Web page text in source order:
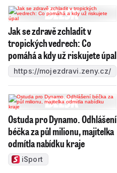
Jak se zdravě zchladit v
tropických vedrech: Co
pomáhá a kdy už riskujete úpal
https://mojezdravi.zeny.cz/
Ostuda pro Dynamo. Odhlášení
béčka za půl milionu, majitelka
odmítla nabídku kraje
iSport